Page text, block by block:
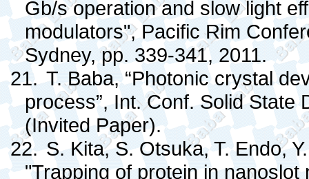
Gb/s operation and slow light
modulators", Pacific Rim
Sydney, pp. 339-341, 2011.
21. T. Baba, “Photonic crystal
process”, Int. Conf. Solid State
(Invited Paper).
22. S. Kita, S. Otsuka, T. Endo,
"Trapping of protein in